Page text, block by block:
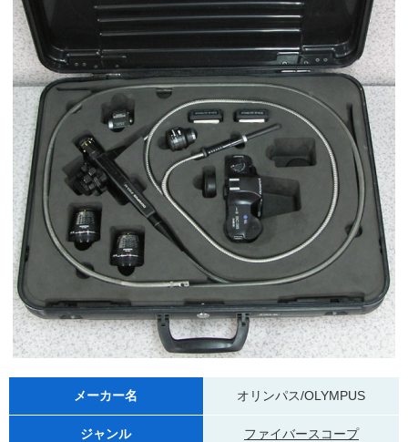
メーカー名 オリンパス/OLYMPUS
ジャンル ファイバースコープ